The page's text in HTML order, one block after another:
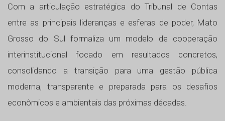
Com a articulação estratégica do Tribunal de Contas
entre as principais lideranças e esferas de poder, Mato
Grosso do Sul formaliza um modelo de cooperação
interinstitucional focado em resultados concretos,
consolidando a transição para uma gestão pública
moderna, transparente e preparada para os desafios
econômicos e ambientais das próximas décadas.